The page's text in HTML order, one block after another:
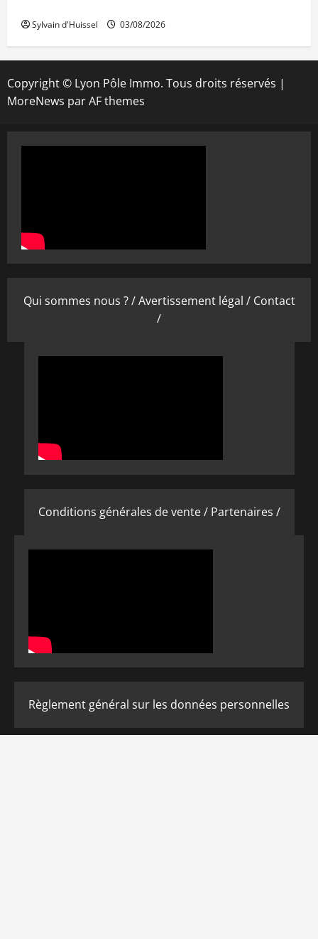
Sylvain d'Huissel 03/08/2026
Copyright © Lyon Pôle Immo. Tous droits réservés |
MoreNews par AF themes
Qui sommes nous ? /Avertissement légal / Contact
/
Conditions générales de vente / Partenaires /
Règlement général sur les données personnelles